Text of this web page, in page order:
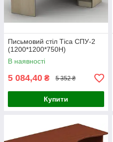
Письмовий стіл Тіса СПУ-2
(1200*1200*750Н)
В наявності
5 084,40 ₴ 5 352 ₴
Купити